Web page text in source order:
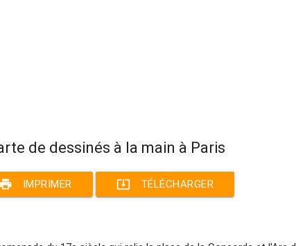
de dessinés à la main à Paris
print IMPRIMER system_update_alt TÉLÉCHARGER